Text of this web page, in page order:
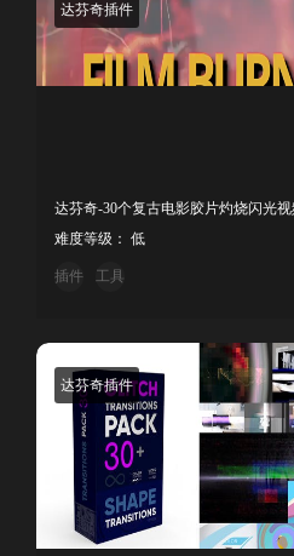
达芬奇插件
难度等级： 低
插件 工具
达芬奇插件